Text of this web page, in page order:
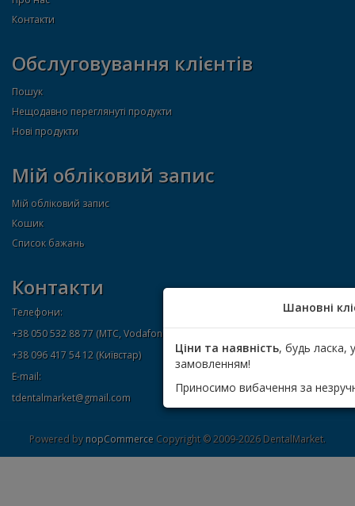
Контакти
Обслуговування клієнтів
Пошук
Нещодавно переглянуті продукти
Нові продукти
Мій обліковий запис
Мій обліковий запис
Кошик
Список бажань
Контакти
Телефони:
+38 050 532 88 77 (МТС, Vodafone)
+38 096 417 54 12 (Київстар)
E-mail:
tdentalmarket@gmail.com
Powered bynopCommerce Copyright © 2009-2026 DentalMarket.
Шановні
Ціни та наявність, будь ласка,
замовленням!
Приносимо вибачення за